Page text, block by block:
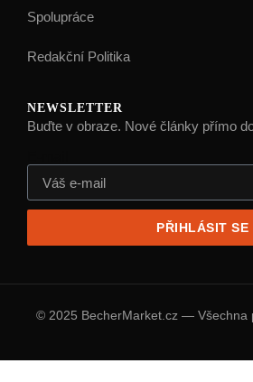
Spolupráce
Redakční Politika
NEWSLETTER
Buďte v obraze. Nové články přímo
PŘIHLÁSIT SE
© 2025 BecherMarket.cz — Všechna